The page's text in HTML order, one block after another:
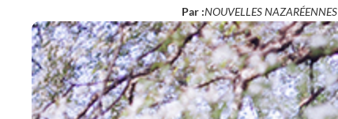
Par :NOUVELLES NAZARÉENNES